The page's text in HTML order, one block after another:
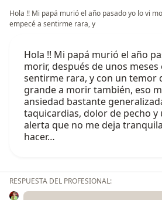
Hola !! Mi papá murió el año pasado yo lo vi
empecé a sentirme rara, y
Hola !! Mi papá murió el año
morir, después de unos meses
sentirme rara, y con un temor
grande a morir también, eso
ansiedad bastante
taquicardias, dolor de pecho y
alerta que no me deja
hacer…
RESPUESTA DEL PROFESIONAL: